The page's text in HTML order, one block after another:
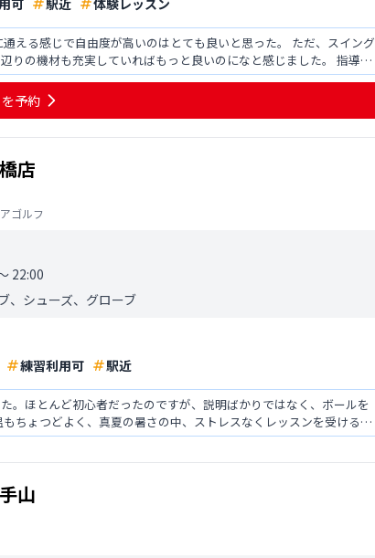
可 駅近 体験レッスン
える感じで自由度が高いのはとても良いと思った。 ただ、スイング
りの機材も充実していればもっと良いのになと感じました。 指導に
を予約
店
ゴルフ
22:00
、シューズ、グローブ
練習利用可 駅近
。ほとんど初心者だったのですが、説明ばかりではなく、ボールを
ちょつどよく、真夏の暑さの中、ストレスなくレッスンを受ける事
山